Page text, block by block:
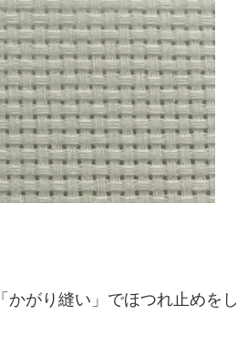
がり縫い」でほつれ止めを